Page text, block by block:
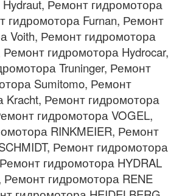
Ремонт гидромотора
гидромотора Furnan, Ремонт
Voith, Ремонт гидромотора
Ремонт гидромотора Hydrocar,
Truninger, Ремонт
Sumitomo, Ремонт
Kracht, Ремонт гидромотора
гидромотора VOGEL,
RINKMEIER, Ремонт
Ремонт гидромотора
гидромотора HYDRAL
Ремонт гидромотора RENE